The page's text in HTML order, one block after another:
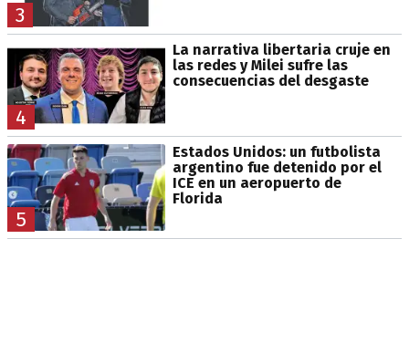
3
4
La narrativa libertaria cruje en
las redes y Milei sufre las
consecuencias del desgaste
5
Estados Unidos: un futbolista
argentino fue detenido por el
ICE en un aeropuerto de
Florida